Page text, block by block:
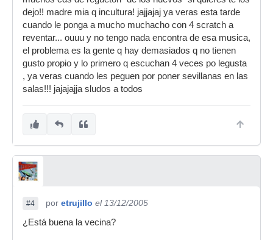
dejo!! madre mia q incultura! jajjajaj ya veras esta tarde
cuando le ponga a mucho muchacho con 4 scratch a
reventar... ouuu y no tengo nada encontra de esa musica,
el problema es la gente q hay demasiados q no tienen
gusto propio y lo primero q escuchan 4 veces po legusta
, ya veras cuando les peguen por poner sevillanas en las
salas!!! jajajajja sludos a todos
#4 por etrujillo el 13/12/2005
¿Está buena la vecina?